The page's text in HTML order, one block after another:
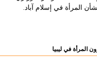
المرأة في إسلام آباد.
في ليبيا